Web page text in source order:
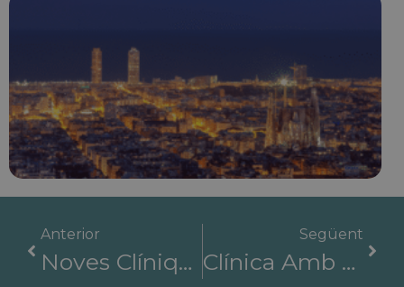
Anterior
Noves Clíniques Al Món: Una Revolució En Medicina
Següent
Clínica Amb Els Millors Metges: Sinergia Mèdica A La Xarxa BIH